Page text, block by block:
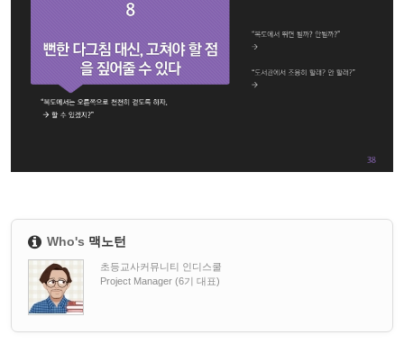
Who's 맥노턴
초등교사커뮤니티 인디스쿨
Project Manager (6기 대표)